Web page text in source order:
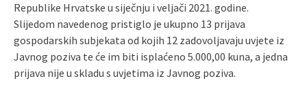
Republike Hrvatske u siječnju i veljači 2021. godine.
Slijedom navedenog pristiglo je ukupno 13 prijava
gospodarskih subjekata od kojih 12 zadovoljavaju uvjete iz
Javnog poziva te će im biti isplaćeno 5.000,00 kuna, a jedna
prijava nije u skladu s uvjetima iz Javnog poziva.